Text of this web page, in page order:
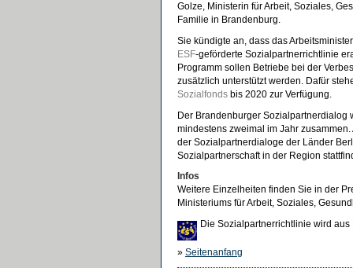
Golze, Ministerin für Arbeit, Soziales,
Familie in Brandenburg.
Sie kündigte an, dass das
ESF-geförderte Sozialpartnerrichtlinie
Programm sollen Betriebe bei der
zusätzlich unterstützt werden. Dafür
Sozialfonds bis 2020 zur Verfügung.
Der Brandenburger Sozialpartnerdialog
mindestens zweimal im Jahr
der Sozialpartnerdialoge der Länder
Sozialpartnerschaft in der Region
Infos
Weitere Einzelheiten finden Sie in der
Ministeriums für Arbeit, Soziales,
Die Sozialpartnerrichtlinie wird
» Seitenanfang